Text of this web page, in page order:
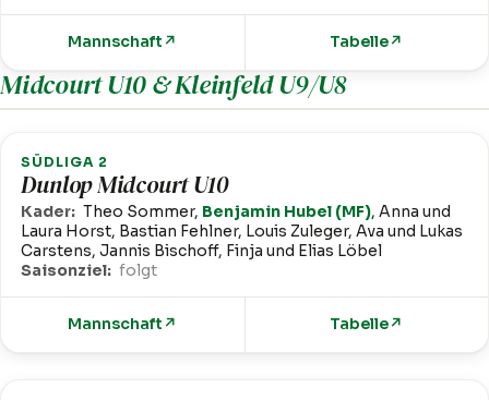
Mannschaft ↗ Tabelle↗
Midcourt U10 & Kleinfeld U9/U8
SÜDLIGA 2
Dunlop Midcourt U10
Kader: Theo Sommer, Benjamin Hubel (MF), Anna und
Laura Horst, Bastian Fehlner, Louis Zuleger, Ava und Lukas
Carstens, Jannis Bischoff, Finja und Elias Löbel
Saisonziel: folgt
Mannschaft ↗ Tabelle↗